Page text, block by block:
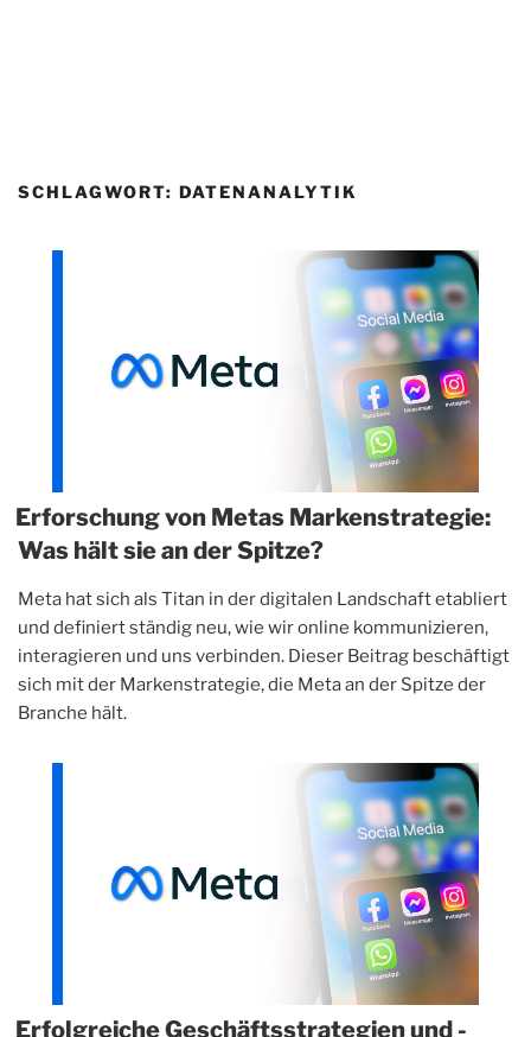
SCHLAGWORT: DATENANALYTIK
Erforschung von Metas Markenstrategie:
Was hält sie an der Spitze?
Meta hat sich als Titan in der digitalen Landschaft etabliert
und definiert ständig neu, wie wir online kommunizieren,
interagieren und uns verbinden. Dieser Beitrag beschäftigt
sich mit der Markenstrategie, die Meta an der Spitze der
Branche hält.
Erfolgreiche Geschäftsstrategien und -